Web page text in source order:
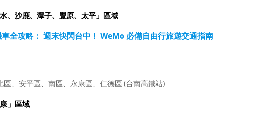
、沙鹿、潭子、豐原、太平」區域
全攻略： 週末快閃台中！ WeMo 必備自由行旅遊交通指南
區、安平區、南區、永康區、仁德區 (台南高鐵站)
」區域